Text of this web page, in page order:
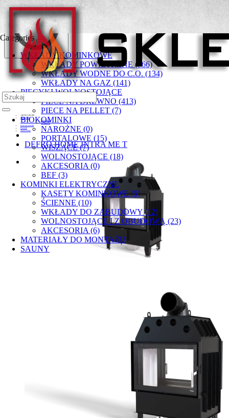
+48 501 549 300
Moje konto
Rejestracja
Zaloguj się
Lista życzeń (0)
Koszyk
Zamówienie
Categories
WKŁADY KOMINKOWE
WKŁADY POWIETRZNE (766)
WKŁADY WODNE DO C.O. (134)
WKŁADY NA GAZ (141)
PIECYKI WOLNOSTOJĄCE
PIECE NA DREWNO (413)
PIECE NA PELLET (7)
BIOKOMINKI
NAROŻNE (0)
PORTALOWE (15)
WISZĄCE (7)
WOLNOSTOJĄCE (18)
AKCESORIA (0)
BEF (3)
KOMINKI ELEKTRYCZNE
KASETY KOMINKOWE (5)
ŚCIENNE (10)
WKŁADY DO ZABUDOWY (12)
WOLNOSTOJĄCE I Z OBUDOWĄ (23)
AKCESORIA (6)
MATERIAŁY DO MONTAŻU
SAUNY
DEFRO HOME INTRA ME T